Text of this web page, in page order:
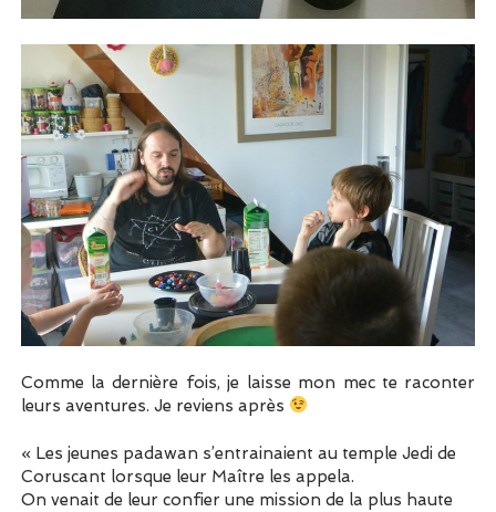
Comme la dernière fois, je laisse mon mec te raconter
leurs aventures. Je reviens après
« Les jeunes padawan s’entrainaient au temple Jedi de
Coruscant lorsque leur Maître les appela.
On venait de leur confier une mission de la plus haute